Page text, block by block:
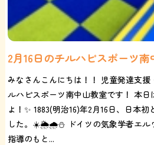
2月16日のチルハピスポーツ
みなさんこんにちは！！ 児童発達支
ルハピスポーツ南中山教室です！ 本
よ！✨ 1883(明治16)年2月16日、日本
した。☀️🌦️🌧️⛄️ ドイツの気象学者エル
指導のもと...